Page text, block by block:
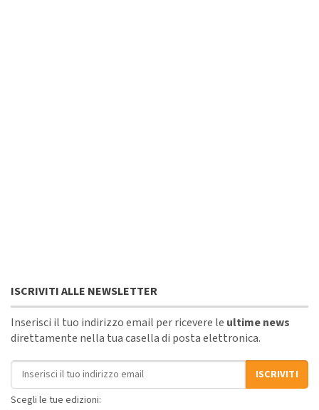
ISCRIVITI ALLE NEWSLETTER
Inserisci il tuo indirizzo email per ricevere le ultime news
direttamente nella tua casella di posta elettronica.
Indirizzo email
ISCRIVITI
Scegli le tue edizioni: